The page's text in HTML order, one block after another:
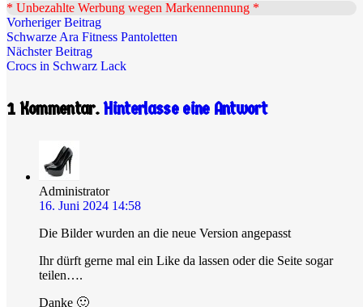
* Unbezahlte Werbung wegen Markennennung *
Vorheriger Beitrag
Schwarze Ara Fitness Pantoletten
Nächster Beitrag
Crocs in Schwarz Lack
1Kommentar. Hinterlasse eine Antwort
Administrator
16. Juni 2024 14:58
Die Bilder wurden an die neue Version angepasst
Ihr dürft gerne mal ein Like da lassen oder die Seite sogar
teilen….
Danke 🙂